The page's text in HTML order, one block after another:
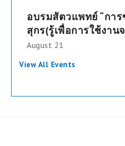
อบรมสัตวแพทย์ “กา
สุกร(รู้เพื่อการใช้งาน
August 21
View All Events